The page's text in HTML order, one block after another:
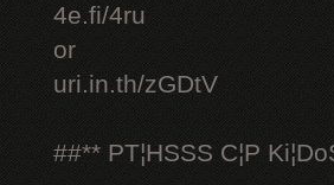
4e.fi/4ru
or
uri.in.th/zGDtV
##** PT¦HSSS C¦P